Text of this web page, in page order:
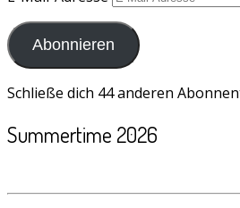
Abonnieren
Schließe dich 44 anderen
Summertime 2026